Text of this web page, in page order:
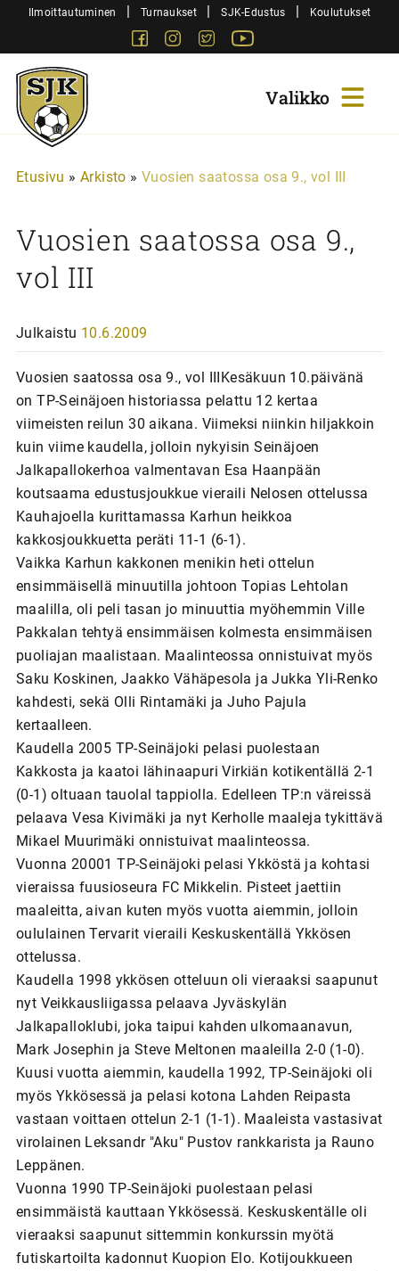
SiirryIlmoittautuminen | Turnaukset | SJK-Edustus | Koulutukset
FacebookInstagram
Twitter
Sjk-
Juniorit
Etusivu » Arkisto » Vuosien saatossa osa 9., vol III
Vuosien saatossa osa 9.,
vol III
Julkaistu 10.6.2009
Vuosien saatossa osa 9., vol IIIKesäkuun 10.päivänä
on TP-Seinäjoen historiassa pelattu 12 kertaa
viimeisten reilun 30 aikana. Viimeksi niinkin hiljakkoin
kuin viime kaudella, jolloin nykyisin Seinäjoen
Jalkapallokerhoa valmentavan Esa Haanpään
koutsaama edustusjoukkue vieraili Nelosen ottelussa
Kauhajoella kurittamassa Karhun heikkoa
kakkosjoukkuetta peräti 11-1 (6-1).
Vaikka Karhun kakkonen menikin heti ottelun
ensimmäisellä minuutilla johtoon Topias Lehtolan
maalilla, oli peli tasan jo minuuttia myöhemmin Ville
Pakkalan tehtyä ensimmäisen kolmesta ensimmäisen
puoliajan maalistaan. Maalinteossa onnistuivat myös
Saku Koskinen, Jaakko Vähäpesola ja Jukka Yli-Renko
kahdesti, sekä Olli Rintamäki ja Juho Pajula
kertaalleen.
Kaudella 2005 TP-Seinäjoki pelasi puolestaan
Kakkosta ja kaatoi lähinaapuri Virkiän kotikentällä 2-1
(0-1) oltuaan tauolal tappiolla. Edelleen TP:n väreissä
pelaava Vesa Kivimäki ja nyt Kerholle maaleja tykittävä
Mikael Muurimäki onnistuivat maalinteossa.
Vuonna 20001 TP-Seinäjoki pelasi Ykköstä ja kohtasi
vieraissa fuusioseura FC Mikkelin. Pisteet jaettiin
maaleitta, aivan kuten myös vuotta aiemmin, jolloin
oululainen Tervarit vieraili Keskuskentällä Ykkösen
ottelussa.
Kaudella 1998 ykkösen otteluun oli vieraaksi saapunut
nyt Veikkausliigassa pelaava Jyväskylän
Jalkapalloklubi, joka taipui kahden ulkomaanavun,
Mark Josephin ja Steve Meltonen maaleilla 2-0 (1-0).
Kuusi vuotta aiemmin, kaudella 1992, TP-Seinäjoki oli
myös Ykkösessä ja pelasi kotona Lahden Reipasta
vastaan voittaen ottelun 2-1 (1-1). Maaleista vastasivat
virolainen Leksandr "Aku" Pustov rankkarista ja Rauno
Leppänen.
Vuonna 1990 TP-Seinäjoki puolestaan pelasi
ensimmäistä kauttaan Ykkösessä. Keskuskentälle oli
vieraaksi saapunut sittemmin konkurssin myötä
futiskartoilta kadonnut Kuopion Elo. Kotijoukkueen